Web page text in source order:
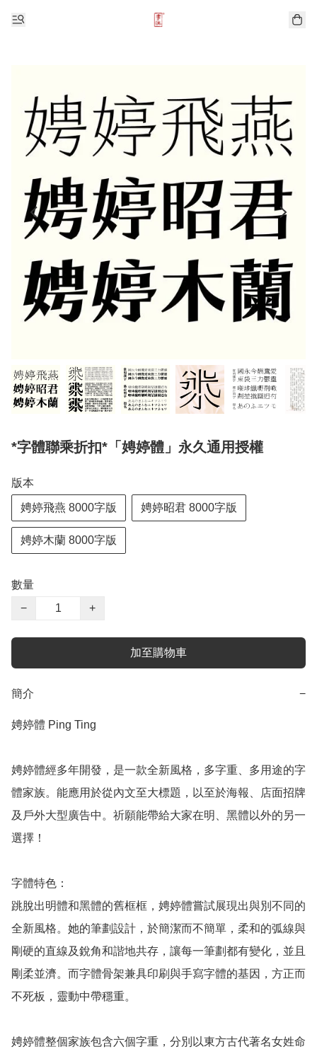
*字體聯乘折扣*「娉婷體」永久通用授權
版本
娉婷飛燕 8000字版 娉婷昭君 8000字版
娉婷木蘭 8000字版
數量
−
+
加至購物車
簡介 −
娉婷體 Ping Ting
娉婷體經多年開發，是一款全新風格，多字重、多用途的字
體家族。能應用於從內文至大標題，以至於海報、店面招牌
及戶外大型廣告中。祈願能帶給大家在明、黑體以外的另一
選擇！
字體特色：
跳脫出明體和黑體的舊框框，娉婷體嘗試展現出與別不同的
全新風格。她的筆劃設計，於簡潔而不簡單，柔和的弧線與
剛硬的直線及銳角和諧地共存，讓每一筆劃都有變化，並且
剛柔並濟。而字體骨架兼具印刷與手寫字體的基因，方正而
不死板，靈動中帶穩重。
娉婷體整個家族包含六個字重，分別以東方古代著名女姓命